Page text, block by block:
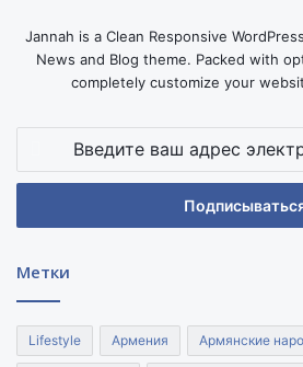
Jannah is a Clean Responsive
News and Blog theme. Packed with
completely customize your
адрес
почты
Метки
Lifestyle Армения Армянские